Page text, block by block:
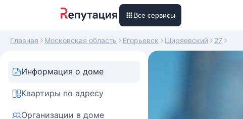
Все сервисы
Главная Московская область Егорьевск Ширяевский 27
Информация о доме
Квартиры по адресу
Организации в доме